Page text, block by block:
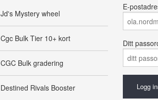
Jd's Mystery wheel
Cgc Bulk Tier 10+ kort
CGC Bulk gradering
Destined Rivals Booster
E-
Ditt